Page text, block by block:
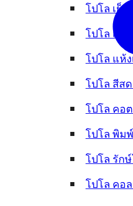
โปโล เย็น
โปโล เย็น
โปโล แห้ง
โปโล สีส
โปโล คอ
โปโล พิม
โปโล รัก
โปโล คอล